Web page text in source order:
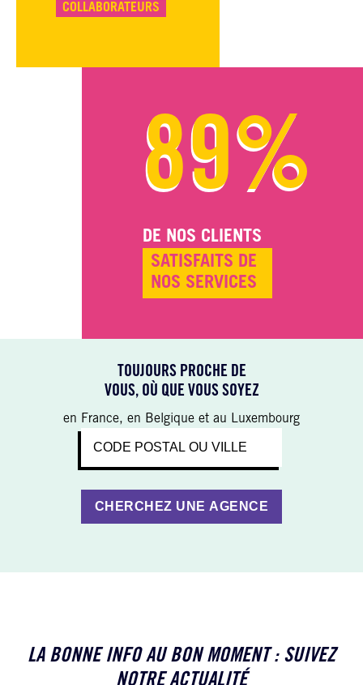
COLLABORATEURS
89%
DE NOS CLIENTS
SATISFAITS DE
NOS SERVICES
TOUJOURS PROCHE DE
VOUS, OÙ QUE VOUS SOYEZ
en France, en Belgique et au Luxembourg
LA BONNE INFO AU BON MOMENT : SUIVEZ